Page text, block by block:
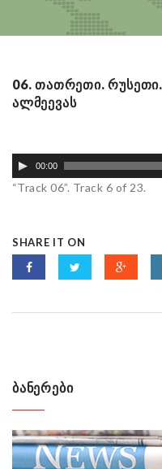
06. ᲗᲐᲗᲠᲔᲗᲘ.
ᲐᲚᲛᲔᲔᲕᲐᲡ
00:00
“Track 06”. Track 6 of 23.
SHARE IT ON
ᲑᲐᲜᲔᲠᲔᲑᲘ